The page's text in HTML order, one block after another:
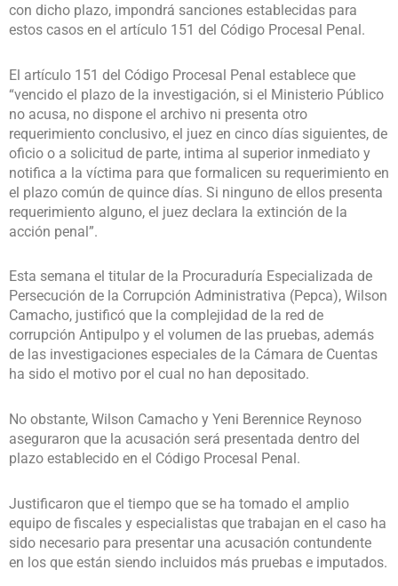
con dicho plazo, impondrá sanciones establecidas para
estos casos en el artículo 151 del Código Procesal Penal.
El artículo 151 del Código Procesal Penal establece que
“vencido el plazo de la investigación, si el Ministerio Público
no acusa, no dispone el archivo ni presenta otro
requerimiento conclusivo, el juez en cinco días siguientes, de
oficio o a solicitud de parte, intima al superior inmediato y
notifica a la víctima para que formalicen su requerimiento en
el plazo común de quince días. Si ninguno de ellos presenta
requerimiento alguno, el juez declara la extinción de la
acción penal”.
Esta semana el titular de la Procuraduría Especializada de
Persecución de la Corrupción Administrativa (Pepca), Wilson
Camacho, justificó que la complejidad de la red de
corrupción Antipulpo y el volumen de las pruebas, además
de las investigaciones especiales de la Cámara de Cuentas
ha sido el motivo por el cual no han depositado.
No obstante, Wilson Camacho y Yeni Berennice Reynoso
aseguraron que la acusación será presentada dentro del
plazo establecido en el Código Procesal Penal.
Justificaron que el tiempo que se ha tomado el amplio
equipo de fiscales y especialistas que trabajan en el caso ha
sido necesario para presentar una acusación contundente
en los que están siendo incluidos más pruebas e imputados.